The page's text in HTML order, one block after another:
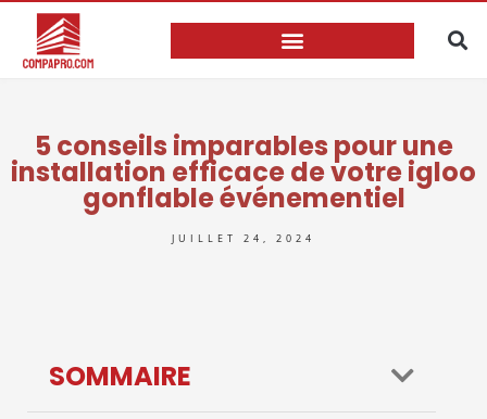
5 conseils imparables pour une
installation efficace de votre igloo
gonflable événementiel
JUILLET 24, 2024
SOMMAIRE